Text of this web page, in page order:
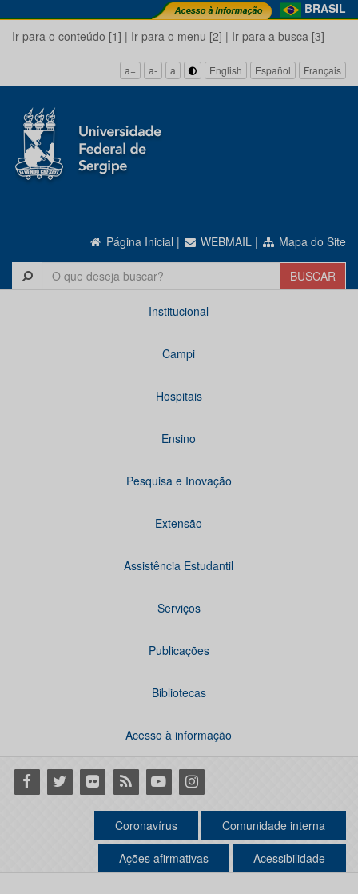
BRASIL
Ir para o conteúdo [1] | Ir para o menu [2] | Ir para a busca [3]
a+ a- a English Español Français
Página Inicial | WEBMAIL | Mapa do Site
Institucional
Campi
Hospitais
Ensino
Pesquisa e Inovação
Extensão
Assistência Estudantil
Serviços
Publicações
Bibliotecas
Acesso à informação
Facebook
Twitter Flickr RSS YoutubeInstagram
Coronavírus Comunidade interna
Ações afirmativas Acessibilidade